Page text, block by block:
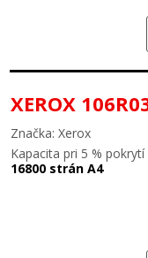
XEROX
Značka: Xerox
Kapacita pri 5 % pokrytí
16800 strán A4